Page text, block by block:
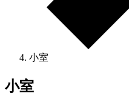
小室
小室